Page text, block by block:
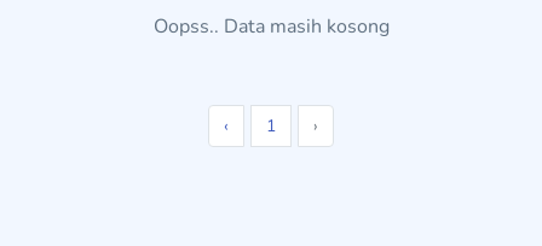
Oopss.. Data masih kosong
‹ 1 ›